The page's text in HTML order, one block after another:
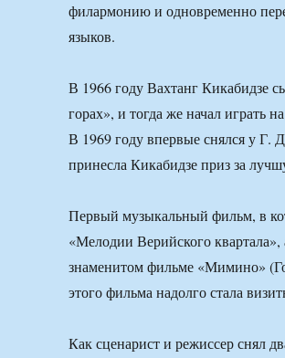
филармонию и одновременно
языков.
В 1966 году Вахтанг Кикабидзе
горах», и тогда же начал играть
В 1969 году впервые снялся у Г.
принесла Кикабидзе приз за
Первый музыкальный фильм, в
«Мелодии Верийского
знаменитом фильме «Мимино»
этого фильма надолго стала
Как сценарист и режиссер снял